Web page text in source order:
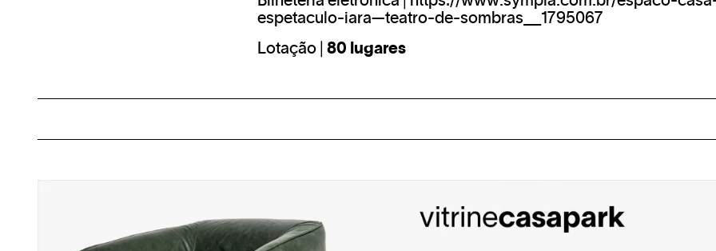
espetaculo-iara—teatro-de-sombras__1795067
Lotação | 80 lugares